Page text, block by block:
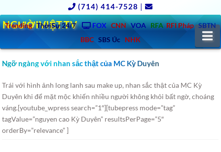
(714) 414-7528 |
Trending ThờiSự 24/7 FOX CNN VOA RFA RFI Pháp SBTN
BBC SBS Úc NHK
NGƯỜIVIỆT.TV
Ngỡ ngàng với nhan sắc thật của MC Kỳ Duyên
Trái với hình ảnh long lanh sau make up, nhan sắc thật của MC Kỳ
Duyên khi để mặt mộc khiến nhiều người không khỏi bất ngờ, choáng
váng.[youtube_wpress search=”1″][tubepress mode=”tag”
tagValue=”nguyen cao Kỳ Duyên” resultsPerPage=”5″
orderBy=”relevance” ]